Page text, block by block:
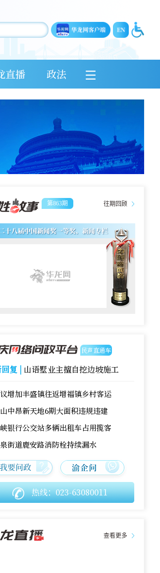
直播 政法
。
文直播。
市“十五五”农业农村现代化规划（
第863期 往期回顾
民声直通车
复 | 山语墅业主擅自挖边坡施工
增加丰盛镇往返增福镇乡村客运
中昂新天地6期大面积违规违建
银行公交站多辆出租车占用揽客
街道鹿安路消防栓持续漏水
热线：023-63080011
查看更多